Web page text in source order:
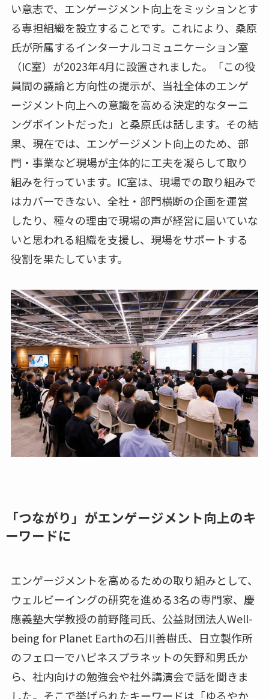
い意志で、エンゲージメント向上をミッションとす
る専担組織を設立することです。これにより、桑原
氏が所属するインターナルコミュニケーション室
（IC室）が2023年4月に設置されました。「この役
員間の議論と方向性の提示が、当社全体のエンゲ
ージメント向上への意識を高める決定的なターニ
ングポイントだった」と桑原氏は話します。その結
果、現在では、エンゲージメント向上のため、部
門・事業など現場が主体的に工夫を凝らして取り
組みを行っています。IC室は、現場での取り組みで
はカバーできない、全社・部門横断の企画を運営
したり、種々の理由で現場の声が経営に届いていな
いと思われる組織を支援し、現場をサポートする
役割を果たしています。
「つながり」がエンゲージメント向上のキ
ーワードに
エンゲージメントを高めるための取り組みとして、
ウェルビーイングの研究を進める3名の専門家、慶
應義塾大学教授の前野隆司氏、公益財団法人Well-
being for Planet Earthの石川善樹氏、日立製作所
のフェローでハピネスプラネットの矢野和男氏か
ら、社内向けの勉強会や社外講演会で話を聞きま
した。そこで挙げられたキーワードは「ゆるやか